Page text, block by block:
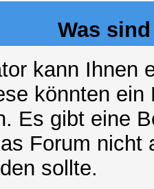
Was
kann Ihnen
könnten
Es gibt eine
Forum nicht
sollte.